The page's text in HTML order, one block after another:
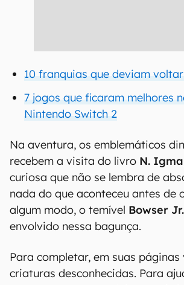
10 franquias que deviam
7 jogos que ficaram melhores
Nintendo Switch 2
Na aventura, os emblemáticos
recebem a visita do livro N. Igma
curiosa que não se lembra de
nada do que aconteceu antes de
algum modo, o temível Bowser Jr.
envolvido nessa bagunça.
Para completar, em suas
criaturas desconhecidas. Para